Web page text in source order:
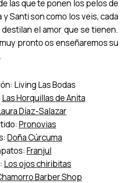
las que te ponen los pelos de
Santi son como los veis, cada
el amor que se tienen.
pronto os enseñaremos su
Living Las Bodas
Las Horquillas de Anita
Díaz-Salazar
Pronovias
Doña Cúrcuma
Franjul
Los ojos chiribitas
Barber Shop